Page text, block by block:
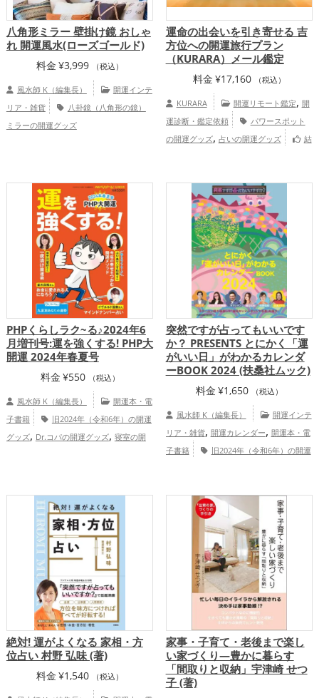
八角形ミラー 壁掛け鏡 おしゃ
れ 開運風水(ローズゴールド)
料金 ¥3,999 （税込）
風水師 K（編集長）
開運インテ
リア・雑貨
八卦鏡（八角形の鏡）
ミラーの開運グッズ
運命の出会いを引き寄せる 吉
方位への開運旅行プラン
（KURARA）メール鑑定
料金 ¥17,160 （税込）
KURARA 開運リモート鑑定, 開
運診断・鑑定依頼
パワースポット
の開運グッズ, 占いの開運グッズ
結
向け鑑定
PHPくらしラク~る♪2024年6
月増刊号:運を強くする! PHP大
開運 2024年春夏号
料金 ¥550 （税込）
風水師 K（編集長）
開運本・電
子書籍
旧2024年（令和6年）の開運
グッズ, Dr.コパの開運グッズ, 寝室の開
突然ですが占ってもいいです
か？ PRESENTS とにかく「運
がいい日」がわかるカレンダ
ーBOOK 2024 (扶桑社ムック)
料金 ¥1,650 （税込）
風水師 K（編集長）
開運インテ
リア・雑貨, 開運カレンダー, 開運本・電
子書籍
旧2024年（令和6年）の開運
運グッズ
総合運・全体運アップ
絶対! 運がよくなる 家相・方
位占い 村野 弘味 (著)
料金 ¥1,540 （税込）
家事・子育て・老後まで楽し
い家づくり―豊かに暮らす
「間取りと収納」宇津崎 せつ
子 (著)